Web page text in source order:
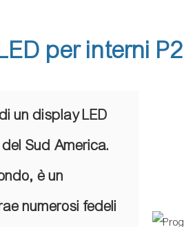
per interni
un display LED
Sud America.
è un
numerosi fedeli